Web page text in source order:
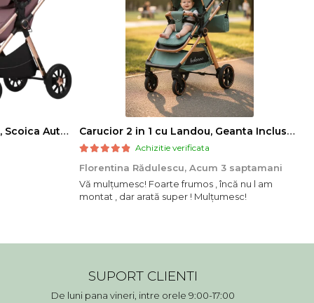
Carucior 3 in 1, Landou Inclus, Scoica Auto, Reversibil, Pliabil, Cadru din Aluminiu, 0-36 luni, ROZ PRAFUIT Carucior 2 in 1 cu Landou, Geanta Inclusa, Cadru de Aluminiu, Roti Pivotante 360 si Suport Pahar, 0-36 Luni, TURCOAZ
Achizitie verificata
Florentina Rădulescu, Acum 3 saptamani
Vă mulțumesc! Foarte frumos , încă nu l am
montat , dar arată super ! Mulțumesc!
SUPORT CLIENTI
De luni pana vineri, intre orele 9:00-17:00